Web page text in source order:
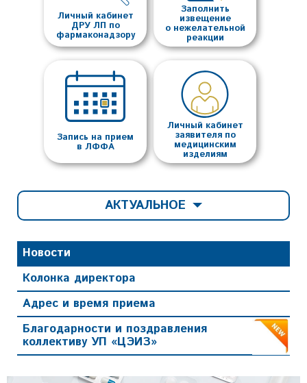
Личный кабинет
ДРУ ЛП по
фармаконадзору
Заполнить
извещение
о нежелательной
реакции
Запись на прием
в ЛФФА
Личный кабинет
заявителя по
медицинским
изделиям
Новости
Колонка директора
Адрес и время приема
Благодарности и поздравления
коллективу УП «ЦЭИЗ»
АКТУАЛЬНОЕ